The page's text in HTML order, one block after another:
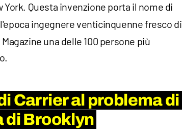
York. Questa invenzione porta il nome di
ingegnere venticinquenne fresco di
una delle 100 persone più
Carrier al problema di
di Brooklyn